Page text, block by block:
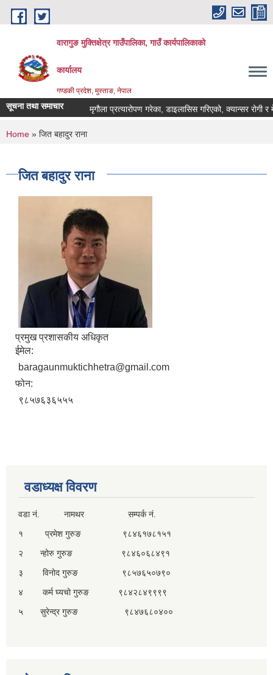
Skip to main content
वारागुङ मुक्तिक्षेत्र गाउँपालिका, गाउँ कार्यपालिकाको
कार्यालय
गण्डकी प्रदेश, मुस्ताङ, नेपाल
सूचना तथा समाचार मृगौला प्रत्यारोपण गरेका, डाइलासिस गरिएको, क्यान्सर रोगी र
You are here
Home » जित बहादुर राना
जित बहादुर राना
प्रमुख प्रशासकीय अधिकृत
ईमेल:
baragaunmuktichhetra@gmail.com
फोन:
९८५७६३६५५५
वडाध्यक्ष विवरण
वडा नं. नामथर सम्पर्क नं.
१ प्रमेश गुरुङ ९८४६१७८१५१
२ न्होरु गुरुङ ९८४६०६८४९१
३ विनोद गुरुङ ९८५७६५०७९०
४ कर्म घ्यचो गुरुङ ९८४२८४९९९९
५ सुरेन्द्र गुरुङ ९८४७६८०४००